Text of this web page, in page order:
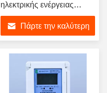
ηλεκτρικής ενέργειας
κατηγορίας 1.0
Πάρτε την καλύτερη